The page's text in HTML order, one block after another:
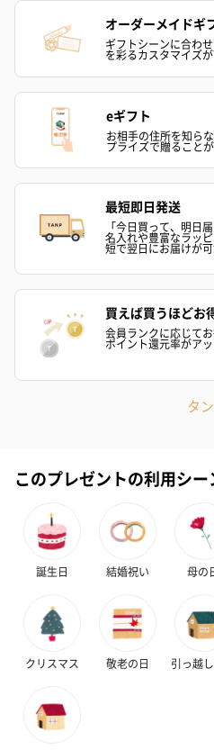
ハンドタオル・ハンカチ
ハンドタオル・ハンカチを同梱し
の＋αにおすすめです。
花束ハンドタオル（ピ
ンク）（1,760円）
花束ハ
ルー）
キャンドル・お香
フラッグカプセル：イ
ンセンススティック
（END）（880円）
フラッ
ンセン
（
お酒
お酒を同梱してお届けいたします。
※20歳未満の方への酒類の販売は
オーダーメイドギ
ギフトシーンに合わ
を彩るカスタマイズ
eギフト
お相手の住所を知ら
プライズで贈ることが
最短即日発送
「今日買って、明日届
名入れや豊富なラッ
短で翌日にお届けが可
買えば買うほどお
会員ランクに応じて
ポイント還元率がア
タ
このプレゼントの利用シー
誕生日 結婚祝い 母の
クリスマス 敬老の日 引っ越